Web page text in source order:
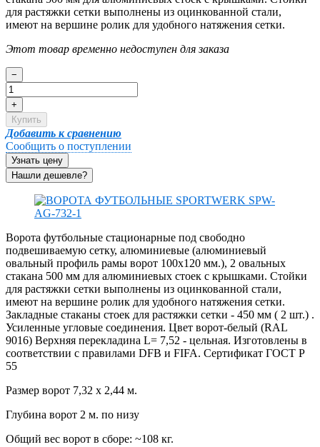
для растяжки сетки выполнены из оцинкованной стали,
имеют на вершине ролик для удобного натяжения сетки.
Этот товар временно недоступен для заказа
−
+
Купить
Добавить к сравнению
Сообщить о поступлении
Узнать цену
Ворота футбольные стационарные под свободно
подвешиваемую сетку, алюминиевые (алюминиевый
овальный профиль рамы ворот 100х120 мм.), 2 овальных
стакана 500 мм для алюминиевых стоек с крышками. Стойки
для растяжки сетки выполнены из оцинкованной стали,
имеют на вершине ролик для удобного натяжения сетки.
Закладные стаканы стоек для растяжки сетки - 450 мм ( 2 шт.) .
Усиленные угловые соединения. Цвет ворот-белый (RAL
9016) Верхняя перекладина L= 7,52 - цельная. Изготовлены в
соответствии с правилами DFB и FIFA. Сертификат ГОСТ Р
55
Размер ворот 7,32 х 2,44 м.
Глубина ворот 2 м. по низу
Общий вес ворот в сборе: ~108 кг.